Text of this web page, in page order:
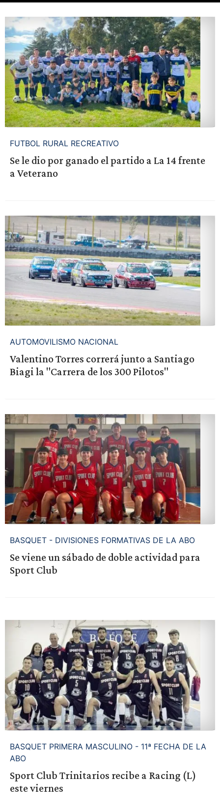
FUTBOL RURAL RECREATIVO
Se le dio por ganado el partido a La 14 frente
a Veterano
AUTOMOVILISMO NACIONAL
Valentino Torres correrá junto a Santiago
Biagi la "Carrera de los 300 Pilotos"
BASQUET - DIVISIONES FORMATIVAS DE LA ABO
Se viene un sábado de doble actividad para
Sport Club
BASQUET PRIMERA MASCULINO - 11ª FECHA DE LA
ABO
Sport Club Trinitarios recibe a Racing (L)
este viernes